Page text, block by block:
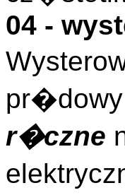
04 -
pr�dowy
r�czne